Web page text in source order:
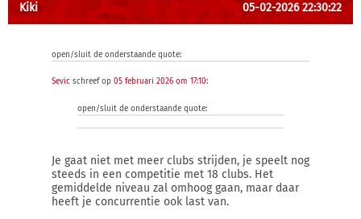
Kiki 05-02-2026 22:30:22
open/sluit de onderstaande quote:
Sevic schreef op 05 februari 2026 om 17:10:
open/sluit de onderstaande quote:
Je gaat niet met meer clubs strijden, je speelt nog
steeds in een competitie met 18 clubs. Het
gemiddelde niveau zal omhoog gaan, maar daar
heeft je concurrentie ook last van.